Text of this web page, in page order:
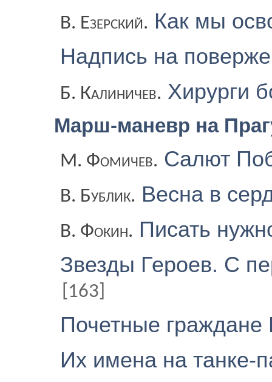
В. Езерский. Как мы
Надпись на
Б. Калиничев. Хирурги
Марш-маневр на
М. Фомичев. Салют
В. Бублик. Весна в
В. Фокин. Писать
Звезды Героев. С
[163]
Почетные
Их имена на танке-